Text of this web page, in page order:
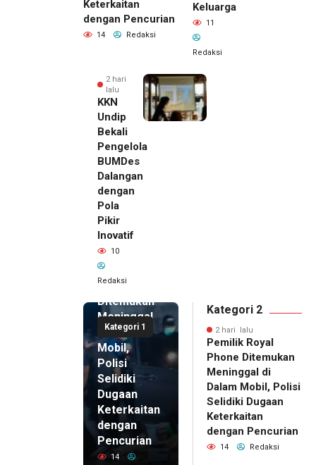
Keterkaitan
dengan Pencurian
14 Redaksi
Keluarga
11
Redaksi
2 hari
lalu
KKN
Undip
Bekali
Pengelola
BUMDes
Dalangan
dengan
Pola
Pikir
Inovatif
10
Redaksi
Kategori 1
2 hari lalu
Pemilik
Royal
Phone
Ditemukan
Meninggal
di Dalam
Mobil,
Polisi
Selidiki
Dugaan
Keterkaitan
dengan
Pencurian
14
Kategori 2
2 hari lalu
Pemilik Royal
Phone Ditemukan
Meninggal di
Dalam Mobil, Polisi
Selidiki Dugaan
Keterkaitan
dengan Pencurian
14 Redaksi